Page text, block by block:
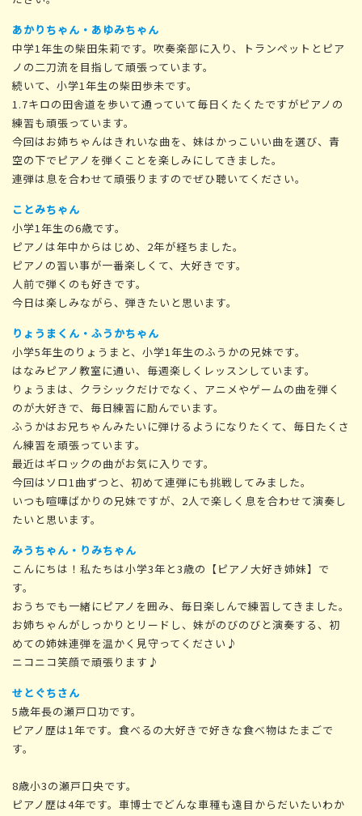
あかりちゃん・あゆみちゃん
中学1年生の柴田朱莉です。吹奏楽部に入り、トランペットとピア
ノの二刀流を目指して頑張っています。
続いて、小学1年生の柴田歩未です。
1.7キロの田舎道を歩いて通っていて毎日くたくたですがピアノの
練習も頑張っています。
今回はお姉ちゃんはきれいな曲を、妹はかっこいい曲を選び、青
空の下でピアノを弾くことを楽しみにしてきました。
連弾は息を合わせて頑張りますのでぜひ聴いてください。
ことみちゃん
小学1年生の6歳です。
ピアノは年中からはじめ、2年が経ちました。
ピアノの習い事が一番楽しくて、大好きです。
人前で弾くのも好きです。
今日は楽しみながら、弾きたいと思います。
りょうまくん・ふうかちゃん
小学5年生のりょうまと、小学1年生のふうかの兄妹です。
はなみピアノ教室に通い、毎週楽しくレッスンしています。
りょうまは、クラシックだけでなく、アニメやゲームの曲を弾く
のが大好きで、毎日練習に励んでいます。
ふうかはお兄ちゃんみたいに弾けるようになりたくて、毎日たくさ
ん練習を頑張っています。
最近はギロックの曲がお気に入りです。
今回はソロ1曲ずつと、初めて連弾にも挑戦してみました。
いつも喧嘩ばかりの兄妹ですが、2人で楽しく息を合わせて演奏し
たいと思います。
みうちゃん・りみちゃん
こんにちは！私たちは小学3年と3歳の【ピアノ大好き姉妹】で
す。
おうちでも一緒にピアノを囲み、毎日楽しんで練習してきました。
お姉ちゃんがしっかりとリードし、妹がのびのびと演奏する、初
めての姉妹連弾を温かく見守ってください♪
ニコニコ笑顔で頑張ります♪
せとぐちさん
5歳年長の瀬戸口功です。
ピアノ歴は1年です。食べるの大好きで好きな食べ物はたまごで
す。
8歳小3の瀬戸口央です。
ピアノ歴は4年です。車博士でどんな車種も遠目からだいたいわか